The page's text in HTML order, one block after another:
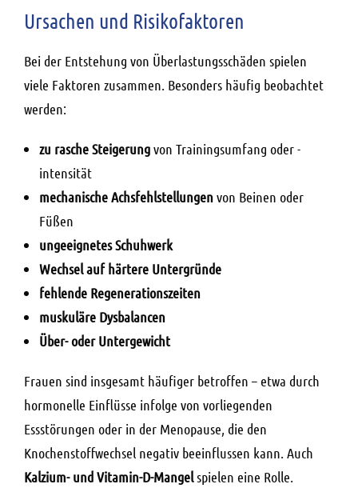
Ursachen und Risikofaktoren
Bei der Entstehung von Überlastungsschäden spielen
viele Faktoren zusammen. Besonders häufig beobachtet
werden:
zu rasche Steigerungvon Trainingsumfang oder -
intensität
mechanische Achsfehlstellungenvon Beinen oder
Füßen
ungeeignetes Schuhwerk
Wechsel auf härtere Untergründe
fehlende Regenerationszeiten
muskuläre Dysbalancen
Über- oder Untergewicht
Frauen sind insgesamt häufiger betroffen – etwa durch
hormonelle Einflüsse infolge von vorliegenden
Essstörungen oder in der Menopause, die den
Knochenstoffwechsel negativ beeinflussen kann. Auch
Kalzium- und Vitamin-D-Mangelspielen eine Rolle.